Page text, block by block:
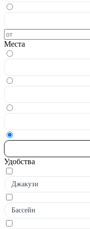
Места
Удобства
Джакузи
Бассейн